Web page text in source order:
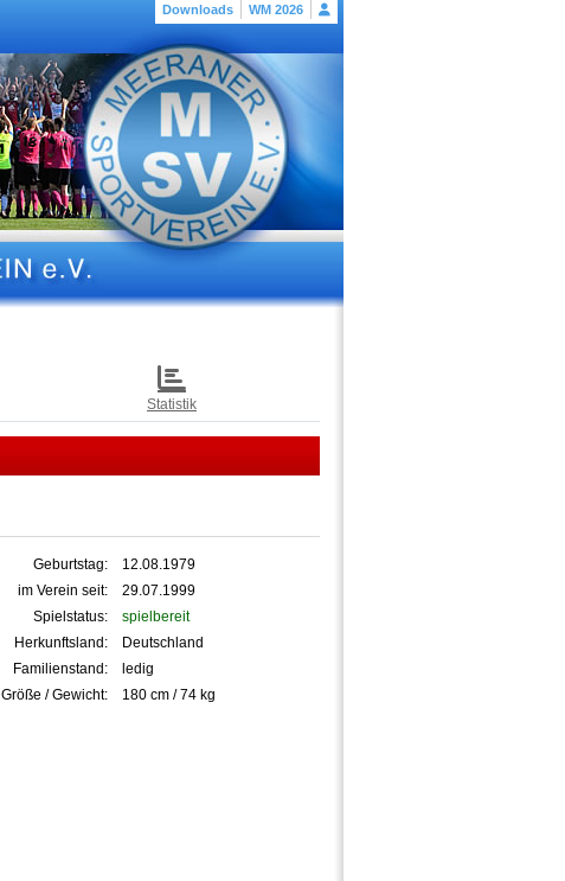
Downloads WM 2026
Statistik
Geburtstag:
12.08.1979
im Verein seit:
29.07.1999
Spielstatus:
spielbereit
Herkunftsland:
Deutschland
Familienstand:
ledig
Größe / Gewicht:
180 cm / 74 kg